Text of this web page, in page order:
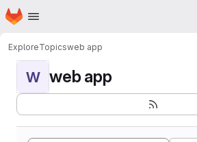
Skip to main content
Homepage
ExploreTopicsweb app
W web app